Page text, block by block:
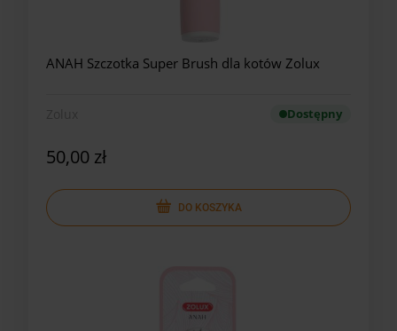
ANAH Szczotka Super Brush dla kotów Zolux
Dostępny
50,00 zł
DO KOSZYKA